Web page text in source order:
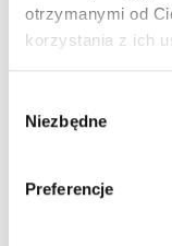
otrzymanymi od
korzystania z ich
zgody
Niezbędne
Preferencje
ARTICLE:
protection
17.79 € /